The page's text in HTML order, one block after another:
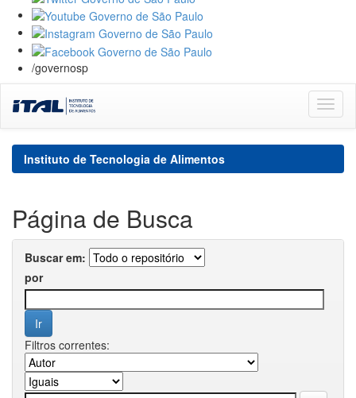
/governosp
navigation
Instituto de Tecnologia de Alimentos
Página de Busca
Buscar em:
por
Filtros correntes: